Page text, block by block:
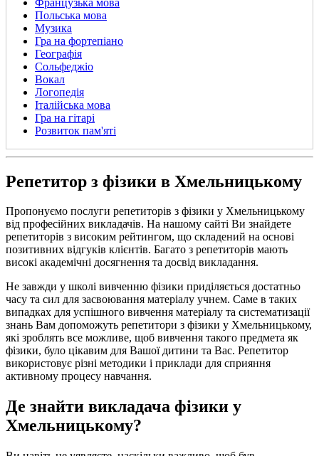
Польська мова
Музика
Гра на фортепіано
Географія
Сольфеджіо
Вокал
Логопедія
Італійська мова
Гра на гітарі
Розвиток пам'яті
Репетитор з фізики в Хмельницькому
Пропонуємо послуги репетиторів з фізики у Хмельницькому
від професійних викладачів. На нашому сайті Ви знайдете
репетиторів з високим рейтингом, що складений на основі
позитивних відгуків клієнтів. Багато з репетиторів мають
високі академічні досягнення та досвід викладання.
Не завжди у школі вивченню фізики приділяється достатньо
часу та сил для засвоювання матеріалу учнем. Саме в таких
випадках для успішного вивчення матеріалу та систематизації
знань Вам допоможуть репетитори з фізики у Хмельницькому,
які зроблять все можливе, щоб вивчення такого предмета як
фізики, було цікавим для Вашої дитини та Вас. Репетитор
використовує різні методики і приклади для сприяння
активному процесу навчання.
Де знайти викладача фізики у
Хмельницькому?